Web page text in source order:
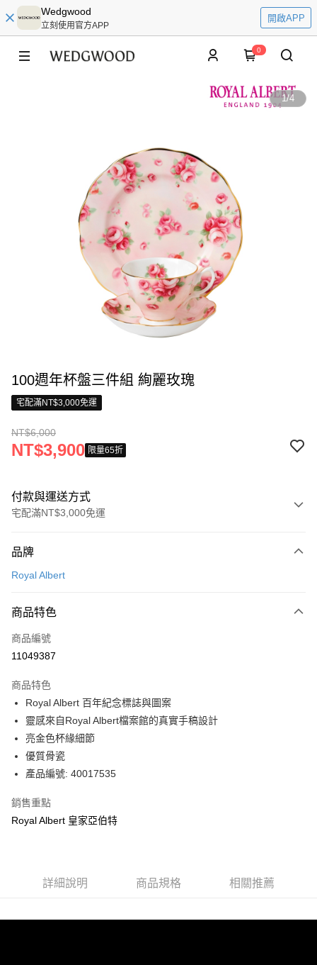
Wedgwood
立刻使用官方APP
開啟APP
0
1/4
100週年杯盤三件組 絢麗玫瑰
宅配滿NT$3,000免運
NT$6,000
NT$3,900 限量65折
付款與運送方式
宅配滿NT$3,000免運
信用卡一次付款
3 期 0 利率 每期
合作金庫商業銀行
上海商業儲蓄銀行
臺灣中小企業銀行
匯豐（台灣）商業銀行
聯邦商業銀行
遠東國際商業銀行
元大商業銀行
玉山商業銀行
台灣樂天信用卡公司
LINE Pay
Apple Pay
街口支付
Google Pay
運送方式
黑貓宅急便
品牌
Royal Albert
商品特色
商品編號
11049387
商品特色
Royal Albert 百年紀念標誌與圖案
靈感來自Royal Albert檔案館的真實手稿設計
亮金色杯緣細節
優質骨瓷
產品編號: 40017535
銷售重點
Royal Albert 皇家亞伯特
詳細說明 商品規格 相關推薦